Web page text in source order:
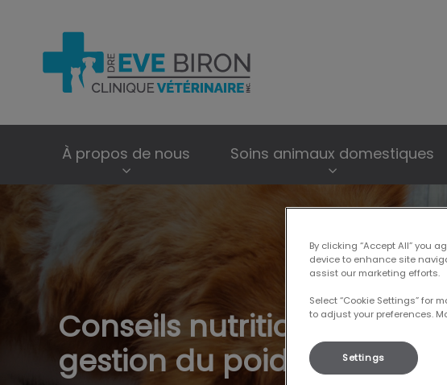
À propos de nous Soins animaux domestiques
Conseils nutritionnels et
gestion du poids
By clicking “Accept All” you
device to enhance site
assist our marketing efforts.
Select “Cookie Settings” for
to adjust your preferences.
Settings